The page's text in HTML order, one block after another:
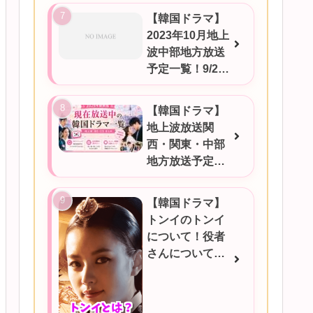
【韓国ドラマ】
2023年10月地上
波中部地方放送
予定一覧！9/25
更新
【韓国ドラマ】
地上波放送関
西・関東・中部
地方放送予定一
覧！2026年6月
17日更新
【韓国ドラマ】
トンイのトンイ
について！役者
さんについても